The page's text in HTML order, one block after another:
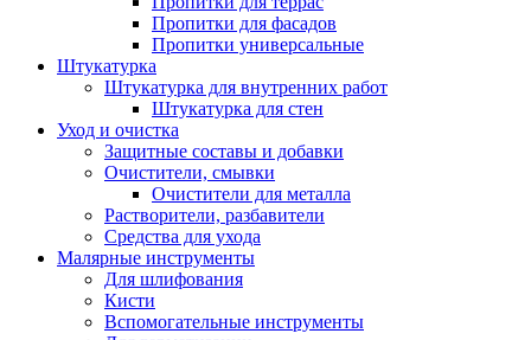
Пропитки для фасадов
Пропитки универсальные
Штукатурка
Штукатурка для внутренних работ
Штукатурка для стен
Уход и очистка
Защитные составы и добавки
Очистители, смывки
Очистители для металла
Растворители, разбавители
Средства для ухода
Малярные инструменты
Для шлифования
Кисти
Вспомогательные инструменты